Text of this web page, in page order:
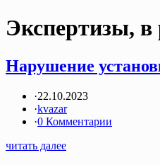
Экспертизы,
Нарушение
·22.10.2023
·kvazar
·0 Комментарии
читать далее